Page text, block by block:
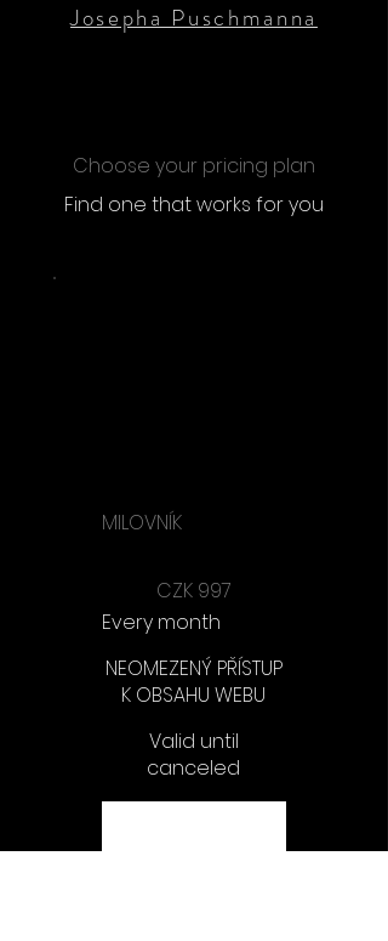
Josepha Puschmanna
MILOVNÍK
CZK 997
Every month
NEOMEZENÝ PŘÍSTUP
K OBSAHU WEBU
Valid until
canceled
Choose your pricing plan
Find one that works for you